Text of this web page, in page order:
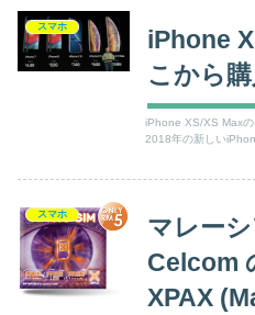
スマホ
iPhone
こから
iPhone XS/XS Maxの
2018年の新しい
スマホ
マレー
Celcom
XPAX